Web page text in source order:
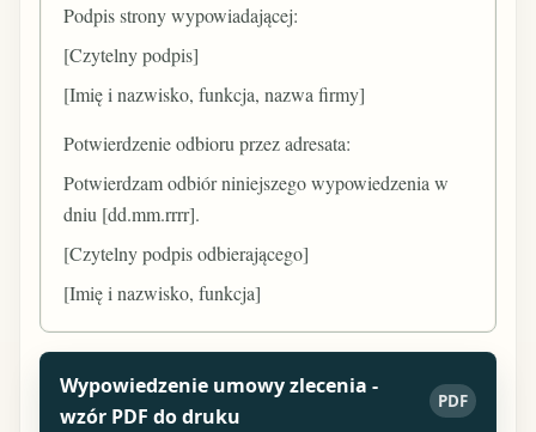
Podpis strony wypowiadającej:
[Czytelny podpis]
[Imię i nazwisko, funkcja, nazwa firmy]
Potwierdzenie odbioru przez adresata:
Potwierdzam odbiór niniejszego wypowiedzenia w
dniu [dd.mm.rrrr].
[Czytelny podpis odbierającego]
[Imię i nazwisko, funkcja]
Wypowiedzenie umowy zlecenia -
wzór PDF do druku
PDF